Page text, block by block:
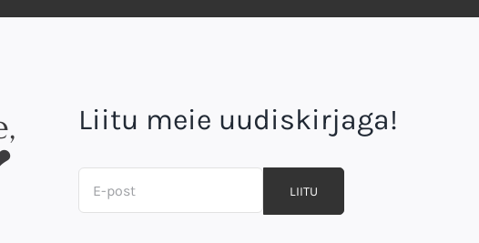
Liitu meie uudiskirjaga!
LIITU